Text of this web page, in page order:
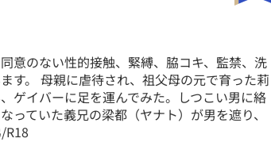
意のない性的接触、緊縛、脇コキ、監禁、洗
す。 母親に虐待され、祖父母の元で育った莉
ゲイバーに足を運んでみた。しつこい男に絡
っていた義兄の梁都（ヤナト）が男を遮り、